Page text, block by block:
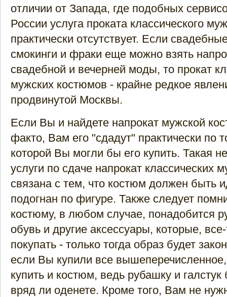
отличии от Запада, где подобных
России услуга проката классического
практически отсутствует. Если
смокинги и фраки еще можно взять
свадебной и вечерней моды, то прокат
мужских костюмов - крайне редкое
продвинутой Москвы.
Если Вы и найдете напрокат мужской
факто, Вам его "сдадут" практически по
которой Вы могли бы его купить. Такая
услуги по сдаче напрокат классических
связана с тем, что костюм должен быть
подогнан по фигуре. Также следует
костюму, в любом случае, понадобится
обувь и другие аксессуары, которые,
покупать - только тогда образ будет
если Вы купили все вышеперечисленное,
купить и костюм, ведь рубашку и
вряд ли оденете. Кроме того, Вам не